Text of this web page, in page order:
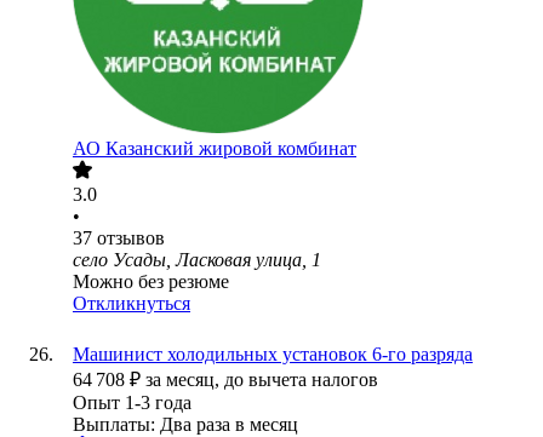
АО Казанский жировой комбинат
3.0
•
37 отзывов
село Усады, Ласковая улица, 1
Можно без резюме
Откликнуться
Машинист холодильных установок 6-го разряда
64 708 ₽ за месяц, до вычета налогов
Опыт 1-3 года
Выплаты: Два раза в месяц